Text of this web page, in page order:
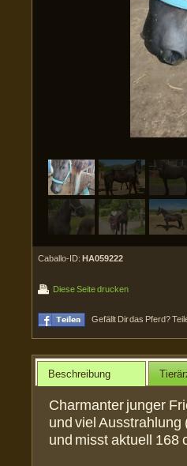
Caballo-ID: HA059222
Diese Seite drucken
Gefällt Dir das Pferd?
Beschreibung
Charmanter junger
und viel
und misst aktuell 168